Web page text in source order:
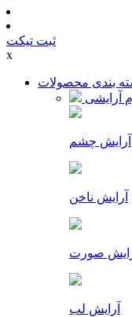
ثبت تیکت
x
بندی محصولات
آرایشی
آرایش چشم
آرایش ناخن
صورت
آرایش لب